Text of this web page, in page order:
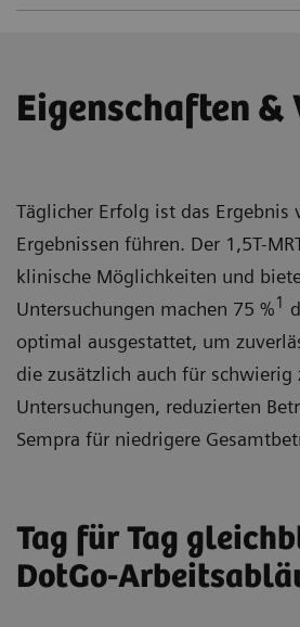
Eigenschaften &
Täglicher Erfolg ist das
Ergebnissen führen. Der 1,5T-
klinische Möglichkeiten und
Untersuchungen machen 75 %1
optimal ausgestattet, um
die zusätzlich auch für
Untersuchungen, reduzierten
Sempra für niedrigere
Tag für Tag
DotGo-